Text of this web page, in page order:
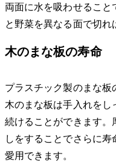
両面に水を吸わせること
と野菜を異なる面で切れ
木のまな板の寿命
プラスチック製のまな板
木のまな板は手入れをし
続けることができます。
しをすることでさらに寿
愛用できます。